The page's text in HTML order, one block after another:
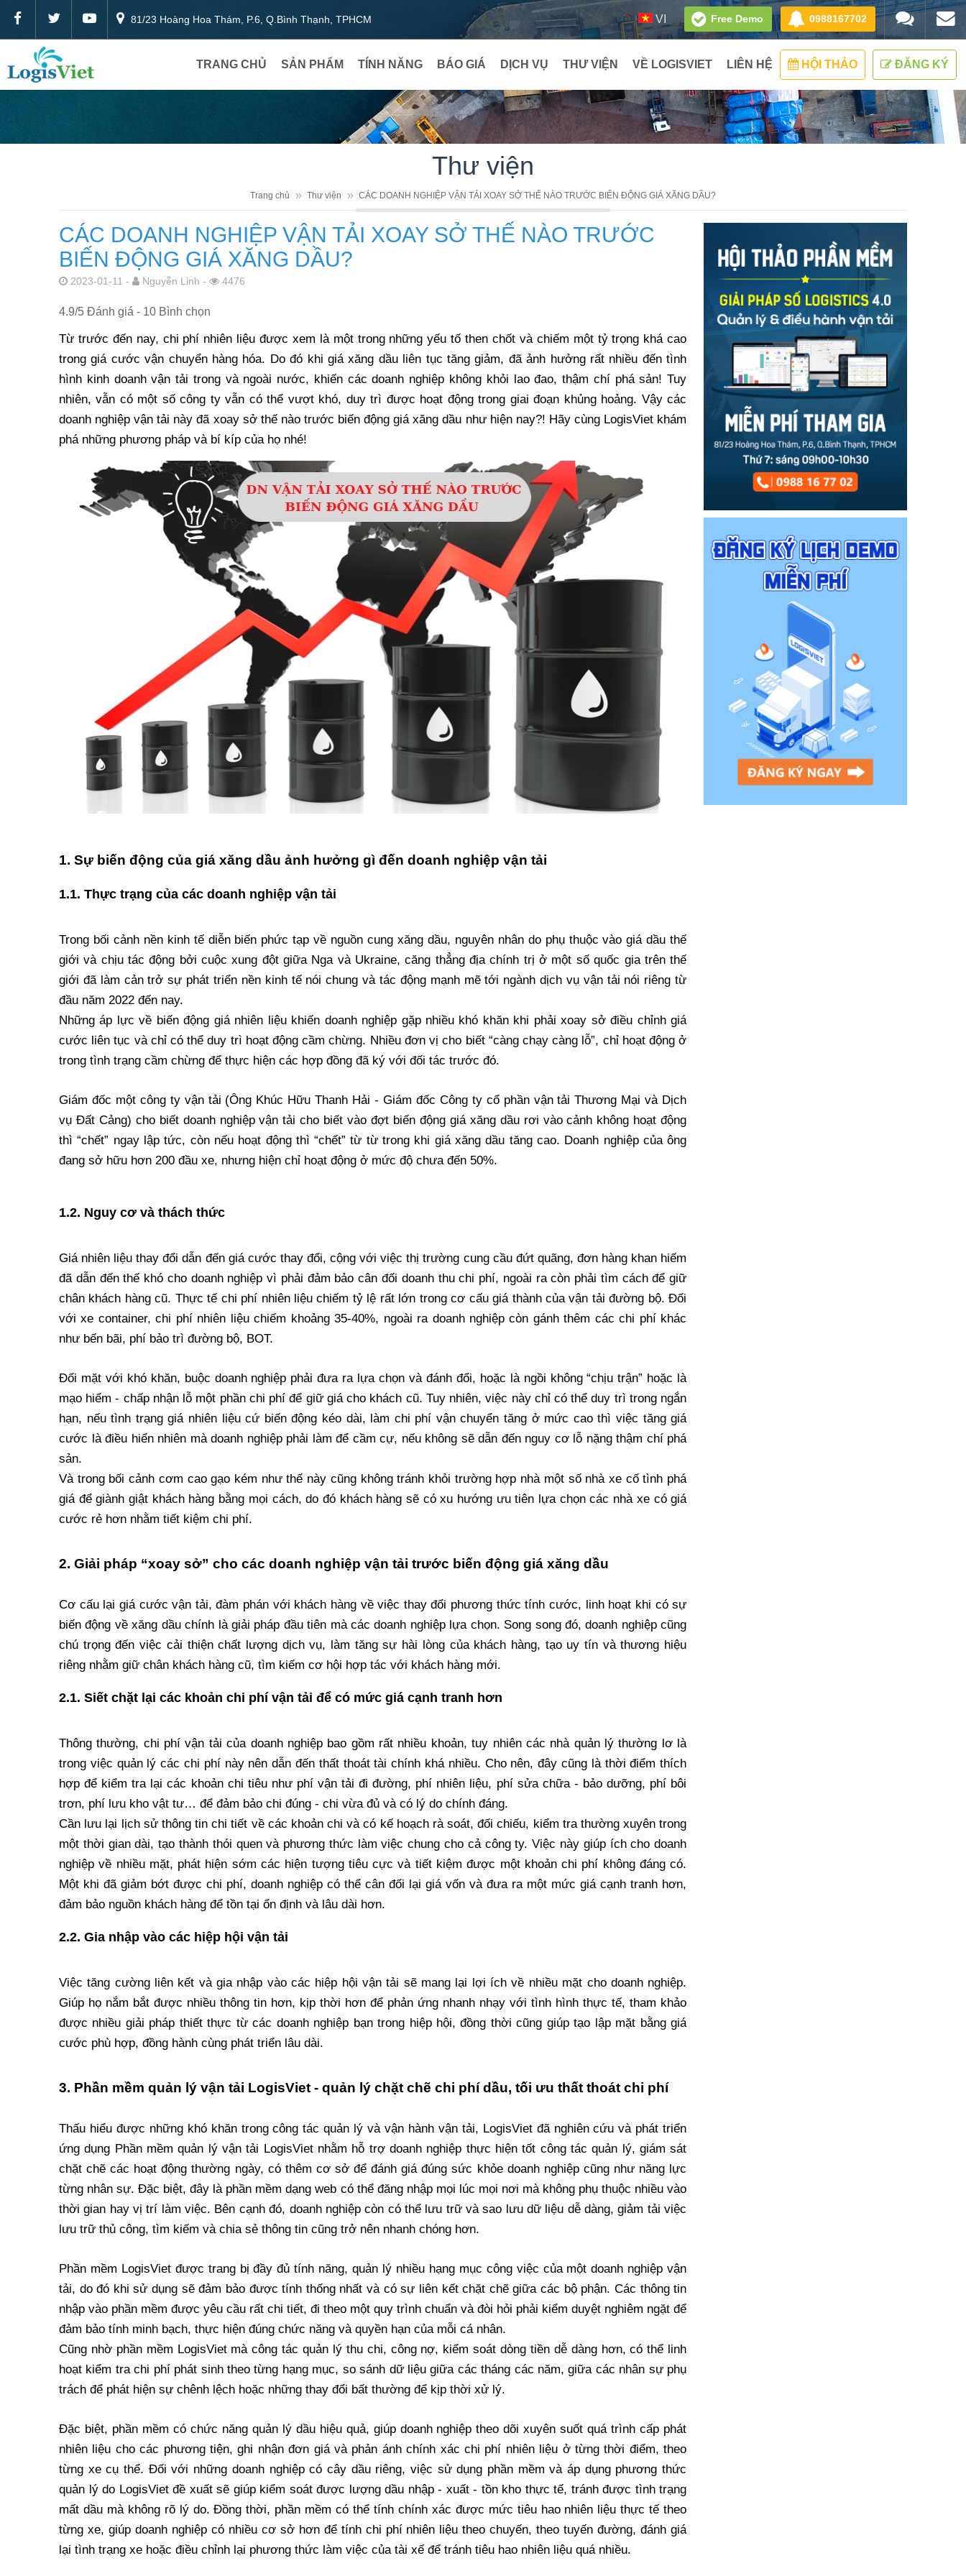
81/23 Hoàng Hoa Thám, P.6, Q.Bình Thạnh, TPHCM 0988167702
Free Demo
VI
TRANG CHỦ SẢN PHẨM TÍNH NĂNG BÁO GIÁ DỊCH VỤ THƯ VIỆN VỀ LOGISVIET LIÊN HỆ HỘI THẢO ĐĂNG KÝ
Thư viện
Trang chủ Thư viện CÁC DOANH NGHIỆP VẬN TẢI XOAY SỞ THẾ NÀO TRƯỚC BIẾN ĐỘNG GIÁ XĂNG DẦU?
CÁC DOANH NGHIỆP VẬN TẢI XOAY SỞ THẾ NÀO TRƯỚC
BIẾN ĐỘNG GIÁ XĂNG DẦU?
2023-01-11 - Nguyễn Linh - 4476
4.9/5 Đánh giá - 10 Bình chọn
Từ trước đến nay, chi phí nhiên liệu được xem là một trong những yếu tố then chốt và chiếm một tỷ trọng khá cao
trong giá cước vận chuyển hàng hóa. Do đó khi giá xăng dầu liên tục tăng giảm, đã ảnh hưởng rất nhiều đến tình
hình kinh doanh vận tải trong và ngoài nước, khiến các doanh nghiệp không khỏi lao đao, thậm chí phá sản! Tuy
nhiên, vẫn có một số công ty vẫn có thể vượt khó, duy trì được hoạt động trong giai đoạn khủng hoảng. Vậy các
doanh nghiệp vận tải này đã xoay sở thế nào trước biến động giá xăng dầu như hiện nay?! Hãy cùng LogisViet khám
phá những phương pháp và bí kíp của họ nhé!
1. Sự biến động của giá xăng dầu ảnh hưởng gì đến doanh nghiệp vận tải
1.1. Thực trạng của các doanh nghiệp vận tải
Trong bối cảnh nền kinh tế diễn biến phức tạp về nguồn cung xăng dầu, nguyên nhân do phụ thuộc vào giá dầu thế
giới và chịu tác động bởi cuộc xung đột giữa Nga và Ukraine, căng thẳng địa chính trị ở một số quốc gia trên thế
giới đã làm cản trở sự phát triển nền kinh tế nói chung và tác động mạnh mẽ tới ngành dịch vụ vận tải nói riêng từ
đầu năm 2022 đến nay.
Những áp lực về biến động giá nhiên liệu khiến doanh nghiệp gặp nhiều khó khăn khi phải xoay sở điều chỉnh giá
cước liên tục và chỉ có thể duy trì hoạt động cầm chừng. Nhiều đơn vị cho biết “càng chạy càng lỗ”, chỉ hoạt động ở
trong tình trạng cầm chừng để thực hiện các hợp đồng đã ký với đối tác trước đó.
Giám đốc một công ty vận tải (Ông Khúc Hữu Thanh Hải - Giám đốc Công ty cổ phần vận tải Thương Mại và Dịch
vụ Đất Cảng) cho biết doanh nghiệp vận tải cho biết vào đợt biến động giá xăng dầu rơi vào cảnh không hoạt động
thì “chết” ngay lập tức, còn nếu hoạt động thì “chết” từ từ trong khi giá xăng dầu tăng cao. Doanh nghiệp của ông
đang sở hữu hơn 200 đầu xe, nhưng hiện chỉ hoạt động ở mức độ chưa đến 50%.
1.2. Nguy cơ và thách thức
Giá nhiên liệu thay đổi dẫn đến giá cước thay đổi, cộng với việc thị trường cung cầu đứt quãng, đơn hàng khan hiếm
đã dẫn đến thế khó cho doanh nghiệp vì phải đảm bảo cân đối doanh thu chi phí, ngoài ra còn phải tìm cách để giữ
chân khách hàng cũ. Thực tế chi phí nhiên liệu chiếm tỷ lệ rất lớn trong cơ cấu giá thành của vận tải đường bộ. Đối
với xe container, chi phí nhiên liệu chiếm khoảng 35-40%, ngoài ra doanh nghiệp còn gánh thêm các chi phí khác
như bến bãi, phí bảo trì đường bộ, BOT.
Đối mặt với khó khăn, buộc doanh nghiệp phải đưa ra lựa chọn và đánh đổi, hoặc là ngồi không “chịu trận” hoặc là
mạo hiểm - chấp nhận lỗ một phần chi phí để giữ giá cho khách cũ. Tuy nhiên, việc này chỉ có thể duy trì trong ngắn
hạn, nếu tình trạng giá nhiên liệu cứ biến động kéo dài, làm chi phí vận chuyển tăng ở mức cao thì việc tăng giá
cước là điều hiển nhiên mà doanh nghiệp phải làm để cầm cự, nếu không sẽ dẫn đến nguy cơ lỗ nặng thậm chí phá
sản.
Và trong bối cảnh cơm cao gạo kém như thế này cũng không tránh khỏi trường hợp nhà một số nhà xe cố tình phá
giá để giành giật khách hàng bằng mọi cách, do đó khách hàng sẽ có xu hướng ưu tiên lựa chọn các nhà xe có giá
cước rẻ hơn nhằm tiết kiệm chi phí.
2. Giải pháp “xoay sở” cho các doanh nghiệp vận tải trước biến động giá xăng dầu
Cơ cấu lại giá cước vận tải, đàm phán với khách hàng về việc thay đổi phương thức tính cước, linh hoạt khi có sự
biến động về xăng dầu chính là giải pháp đầu tiên mà các doanh nghiệp lựa chọn. Song song đó, doanh nghiệp cũng
chú trọng đến việc cải thiện chất lượng dịch vụ, làm tăng sự hài lòng của khách hàng, tạo uy tín và thương hiệu
riêng nhằm giữ chân khách hàng cũ, tìm kiếm cơ hội hợp tác với khách hàng mới.
2.1. Siết chặt lại các khoản chi phí vận tải để có mức giá cạnh tranh hơn
Thông thường, chi phí vận tải của doanh nghiệp bao gồm rất nhiều khoản, tuy nhiên các nhà quản lý thường lơ là
trong việc quản lý các chi phí này nên dẫn đến thất thoát tài chính khá nhiều. Cho nên, đây cũng là thời điểm thích
hợp để kiểm tra lại các khoản chi tiêu như phí vận tải đi đường, phí nhiên liệu, phí sửa chữa - bảo dưỡng, phí bôi
trơn, phí lưu kho vật tư… để đảm bảo chi đúng - chi vừa đủ và có lý do chính đáng.
Cần lưu lại lịch sử thông tin chi tiết về các khoản chi và có kế hoạch rà soát, đối chiếu, kiểm tra thường xuyên trong
một thời gian dài, tạo thành thói quen và phương thức làm việc chung cho cả công ty. Việc này giúp ích cho doanh
nghiệp về nhiều mặt, phát hiện sớm các hiện tượng tiêu cực và tiết kiệm được một khoản chi phí không đáng có.
Một khi đã giảm bớt được chi phí, doanh nghiệp có thể cân đối lại giá vốn và đưa ra một mức giá cạnh tranh hơn,
đảm bảo nguồn khách hàng để tồn tại ổn định và lâu dài hơn.
2.2. Gia nhập vào các hiệp hội vận tải
Việc tăng cường liên kết và gia nhập vào các hiệp hội vận tải sẽ mang lại lợi ích về nhiều mặt cho doanh nghiệp.
Giúp họ nắm bắt được nhiều thông tin hơn, kịp thời hơn để phản ứng nhanh nhạy với tình hình thực tế, tham khảo
được nhiều giải pháp thiết thực từ các doanh nghiệp bạn trong hiệp hội, đồng thời cũng giúp tạo lập mặt bằng giá
cước phù hợp, đồng hành cùng phát triển lâu dài.
3. Phần mềm quản lý vận tải LogisViet - quản lý chặt chẽ chi phí dầu, tối ưu thất thoát chi phí
Thấu hiểu được những khó khăn trong công tác quản lý và vận hành vận tải, LogisViet đã nghiên cứu và phát triển
ứng dụng Phần mềm quản lý vận tải LogisViet nhằm hỗ trợ doanh nghiệp thực hiện tốt công tác quản lý, giám sát
chặt chẽ các hoạt động thường ngày, có thêm cơ sở để đánh giá đúng sức khỏe doanh nghiệp cũng như năng lực
từng nhân sự. Đặc biệt, đây là phần mềm dạng web có thể đăng nhập mọi lúc mọi nơi mà không phụ thuộc nhiều vào
thời gian hay vị trí làm việc. Bên cạnh đó, doanh nghiệp còn có thể lưu trữ và sao lưu dữ liệu dễ dàng, giảm tải việc
lưu trữ thủ công, tìm kiếm và chia sẻ thông tin cũng trở nên nhanh chóng hơn.
Phần mềm LogisViet được trang bị đầy đủ tính năng, quản lý nhiều hạng mục công việc của một doanh nghiệp vận
tải, do đó khi sử dụng sẽ đảm bảo được tính thống nhất và có sự liên kết chặt chẽ giữa các bộ phận. Các thông tin
nhập vào phần mềm được yêu cầu rất chi tiết, đi theo một quy trình chuẩn và đòi hỏi phải kiểm duyệt nghiêm ngặt để
đảm bảo tính minh bạch, thực hiện đúng chức năng và quyền hạn của mỗi cá nhân.
Cũng nhờ phần mềm LogisViet mà công tác quản lý thu chi, công nợ, kiểm soát dòng tiền dễ dàng hơn, có thể linh
hoạt kiểm tra chi phí phát sinh theo từng hạng mục, so sánh dữ liệu giữa các tháng các năm, giữa các nhân sự phụ
trách để phát hiện sự chênh lệch hoặc những thay đổi bất thường để kịp thời xử lý.
Đặc biệt, phần mềm có chức năng quản lý dầu hiệu quả, giúp doanh nghiệp theo dõi xuyên suốt quá trình cấp phát
nhiên liệu cho các phương tiện, ghi nhận đơn giá và phản ánh chính xác chi phí nhiên liệu ở từng thời điểm, theo
từng xe cụ thể. Đối với những doanh nghiệp có cây dầu riêng, việc sử dụng phần mềm và áp dụng phương thức
quản lý do LogisViet đề xuất sẽ giúp kiểm soát được lượng dầu nhập - xuất - tồn kho thực tế, tránh được tình trạng
mất dầu mà không rõ lý do. Đồng thời, phần mềm có thể tính chính xác được mức tiêu hao nhiên liệu thực tế theo
từng xe, giúp doanh nghiệp có nhiều cơ sở hơn để tính chi phí nhiên liệu theo chuyến, theo tuyến đường, đánh giá
lại tình trạng xe hoặc điều chỉnh lại phương thức làm việc của tài xế để tránh tiêu hao nhiên liệu quá nhiều.